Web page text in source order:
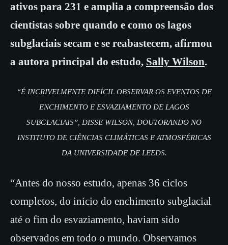
ativos para 231 e amplia a compreensão dos
cientistas sobre quando e como os lagos
subglaciais secam e se reabastecem, afirmou
a autora principal do estudo, Sally Wilson.
“É INCRIVELMENTE DIFÍCIL OBSERVAR OS EVENTOS DE
ENCHIMENTO E ESVAZIAMENTO DE LAGOS
SUBGLACIAIS”, DISSE WILSON, DOUTORANDO NO
INSTITUTO DE CIÊNCIAS CLIMÁTICAS E ATMOSFÉRICAS
DA UNIVERSIDADE DE LEEDS.
“Antes do nosso estudo, apenas 36 ciclos
completos, do início do enchimento subglacial
até o fim do esvaziamento, haviam sido
observados em todo o mundo. Observamos